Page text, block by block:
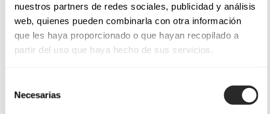
nuestros partners de redes sociales, publicidad y análisis
web, quienes pueden combinarla con otra información
que les haya proporcionado o que hayan recopilado a
partir del uso que haya hecho de sus servicios.
Necesarias